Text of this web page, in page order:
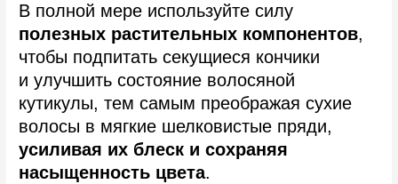
В полной мере используйте силу
полезных растительных компонентов,
чтобы подпитать секущиеся кончики
и улучшить состояние волосяной
кутикулы, тем самым преображая сухие
волосы в мягкие шелковистые пряди,
усиливая их блеск и сохраняя
насыщенность цвета.